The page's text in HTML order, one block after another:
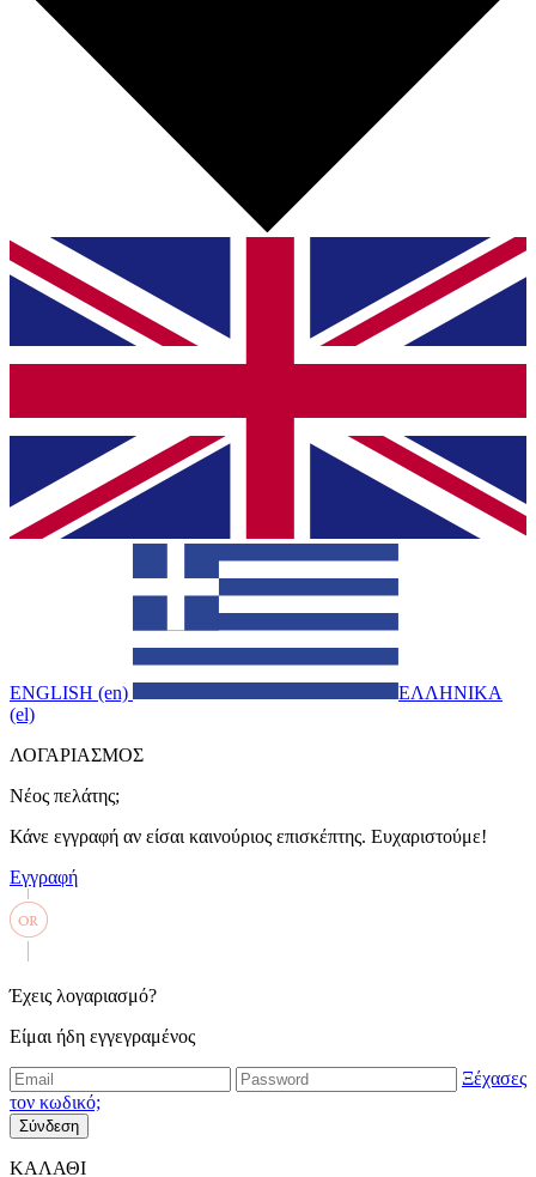
ENGLISH (en)
ΕΛΛΗΝΙΚΑ
(el)
ΛΟΓΑΡΙΑΣΜΟΣ
Νέος πελάτης;
Κάνε εγγραφή αν είσαι καινούριος επισκέπτης. Ευχαριστούμε!
Εγγραφή
Έχεις λογαριασμό?
Είμαι ήδη εγγεγραμένος
Ξέχασες
τον κωδικό;
Σύνδεση
ΚΑΛΑΘΙ